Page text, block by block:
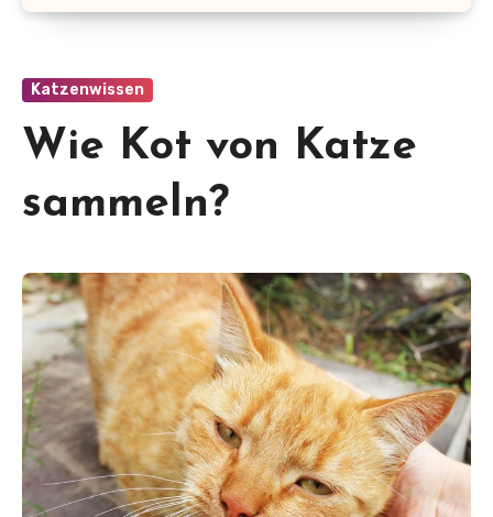
Katzenwissen
Wie Kot von Katze
sammeln?